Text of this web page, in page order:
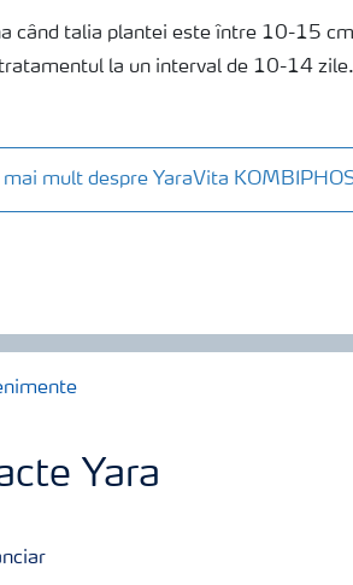
când talia plantei este între 10-15
la un interval de 10-14
mult despre YaraVita
Yara